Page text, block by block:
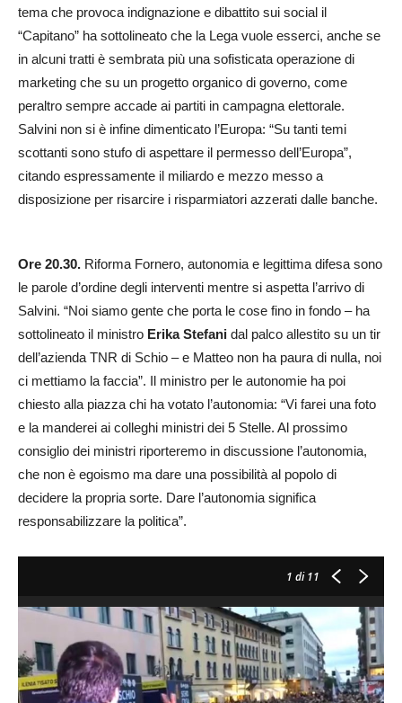
tema che provoca indignazione e dibattito sui social il
“Capitano” ha sottolineato che la Lega vuole esserci, anche se
in alcuni tratti è sembrata più una sofisticata operazione di
marketing che su un progetto organico di governo, come
peraltro sempre accade ai partiti in campagna elettorale.
Salvini non si è infine dimenticato l’Europa: “Su tanti temi
scottanti sono stufo di aspettare il permesso dell’Europa”,
citando espressamente il miliardo e mezzo messo a
disposizione per risarcire i risparmiatori azzerati dalle banche.
Ore 20.30. Riforma Fornero, autonomia e legittima difesa sono
le parole d’ordine degli interventi mentre si aspetta l’arrivo di
Salvini. “Noi siamo gente che porta le cose fino in fondo – ha
sottolineato il ministro Erika Stefani dal palco allestito su un tir
dell’azienda TNR di Schio – e Matteo non ha paura di nulla, noi
ci mettiamo la faccia”. Il ministro per le autonomie ha poi
chiesto alla piazza chi ha votato l’autonomia: “Vi farei una foto
e la manderei ai colleghi ministri dei 5 Stelle. Al prossimo
consiglio dei ministri riporteremo in discussione l’autonomia,
che non è egoismo ma dare una possibilità al popolo di
decidere la propria sorte. Dare l’autonomia significa
responsabilizzare la politica”.
1 di 11